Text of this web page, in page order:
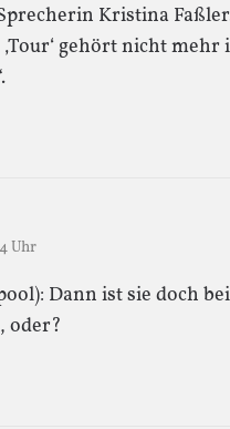
Kristina
gehört nicht mehr
Uhr
Dann ist sie doch
oder?